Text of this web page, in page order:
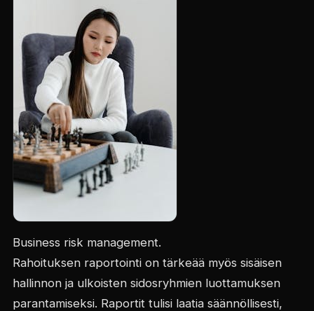
Business risk management.
Rahoituksen raportointi on tärkeää myös sisäisen
hallinnon ja ulkoisten sidosryhmien luottamuksen
parantamiseksi. Raportit tulisi laatia säännöllisesti,